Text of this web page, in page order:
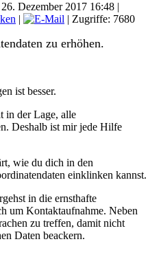
Dezember 2017 16:48 |
| | Zugriffe: 7680
zu erhöhen.
ist besser.
in der Lage, alle
Deshalb ist mir jede Hilfe
wie du dich in den
einklinken kannst.
in die ernsthafte
um Kontaktaufnahme. Neben
zu treffen, damit nicht
Daten beackern.